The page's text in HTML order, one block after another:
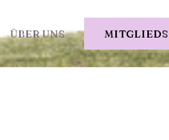
ÜBER UNS